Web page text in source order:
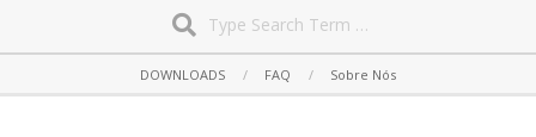
Navigation
DOWNLOADS FAQ Sobre Nós